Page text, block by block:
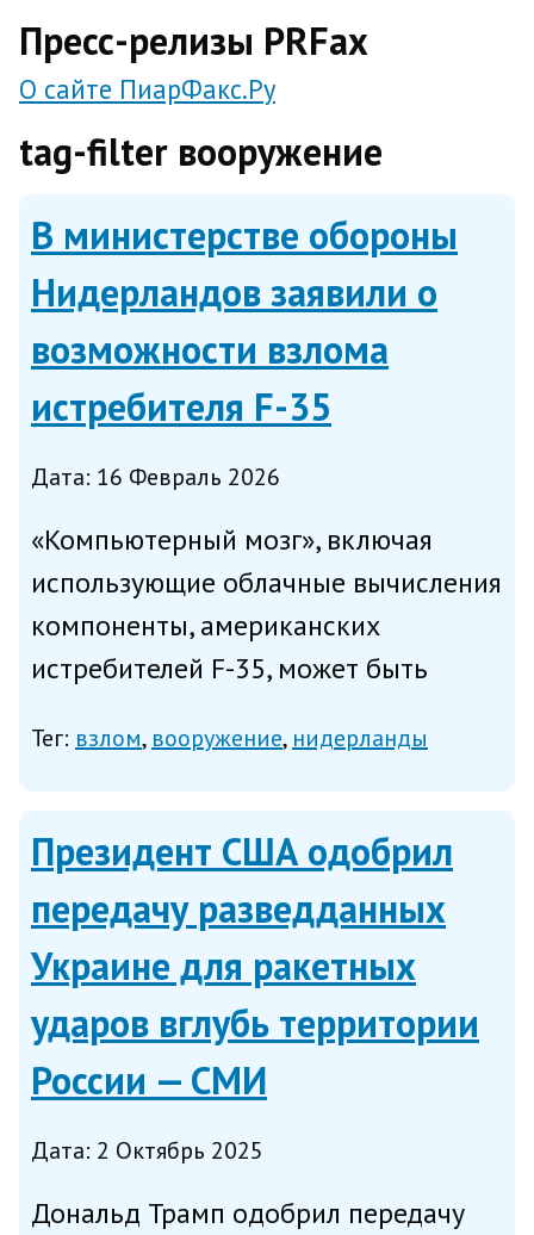
Пресс-релизы PRFax
О сайте ПиарФакс.Ру
tag-filter вооружение
В министерстве обороны
Нидерландов заявили о
возможности взлома
истребителя F-35
Дата: 16 Февраль 2026
«Компьютерный мозг», включая
использующие облачные вычисления
компоненты, американских
истребителей F-35, может быть
установки сторонних обновлений (в
термином «jail break» – ред.), нап...
Тег: взлом вооружение нидерланды
Президент США одобрил
передачу разведданных
Украине для ракетных
ударов вглубь территории
России — СМИ
Дата: 2 Октябрь 2025
Дональд Трамп одобрил передачу